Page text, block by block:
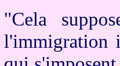
"Cela
l'immigration